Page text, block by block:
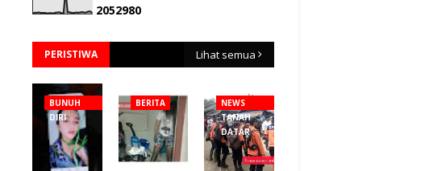
2052980
PERISTIWA Lihat semua
BUNUH
DIRI
BERITA
NEWS
TANAH
DATAR